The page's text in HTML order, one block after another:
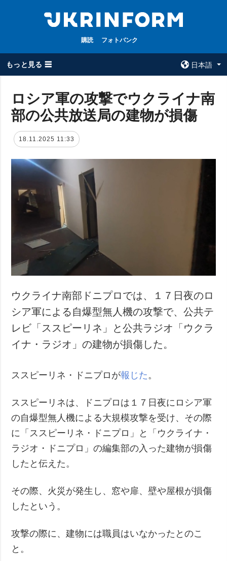
購読 フォトバンク
もっと見る ☰
日本語
全てのトピック
被占領地
政治
経済・復興
防衛
社会・文化
犯罪
事故・緊急事態
ウクルインフォ
ルム
特集
インタビュー
写真
動画
購読
フォトバンク
ロシア軍の攻撃でウクライナ南
部の公共放送局の建物が損傷
18.11.2025 11:33
ウクライナ南部ドニプロでは、１７日夜のロ
シア軍による自爆型無人機の攻撃で、公共テ
レビ「ススピーリネ」と公共ラジオ「ウクラ
イナ・ラジオ」の建物が損傷した。
ススピーリネ・ドニプロが報じた 。
ススピーリネは、ドニプロは１７日夜にロシア軍
の自爆型無人機による大規模攻撃を受け、その際
に「ススピーリネ・ドニプロ」と「ウクライナ・
ラジオ・ドニプロ」の編集部の入った建物が損傷
したと伝えた。
その際、火災が発生し、窓や扉、壁や屋根が損傷
したという。
攻撃の際に、建物には職員はいなかったとのこ
と。